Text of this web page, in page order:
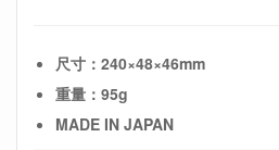
尺寸：240×48×46mm
重量：95g
MADE IN JAPAN